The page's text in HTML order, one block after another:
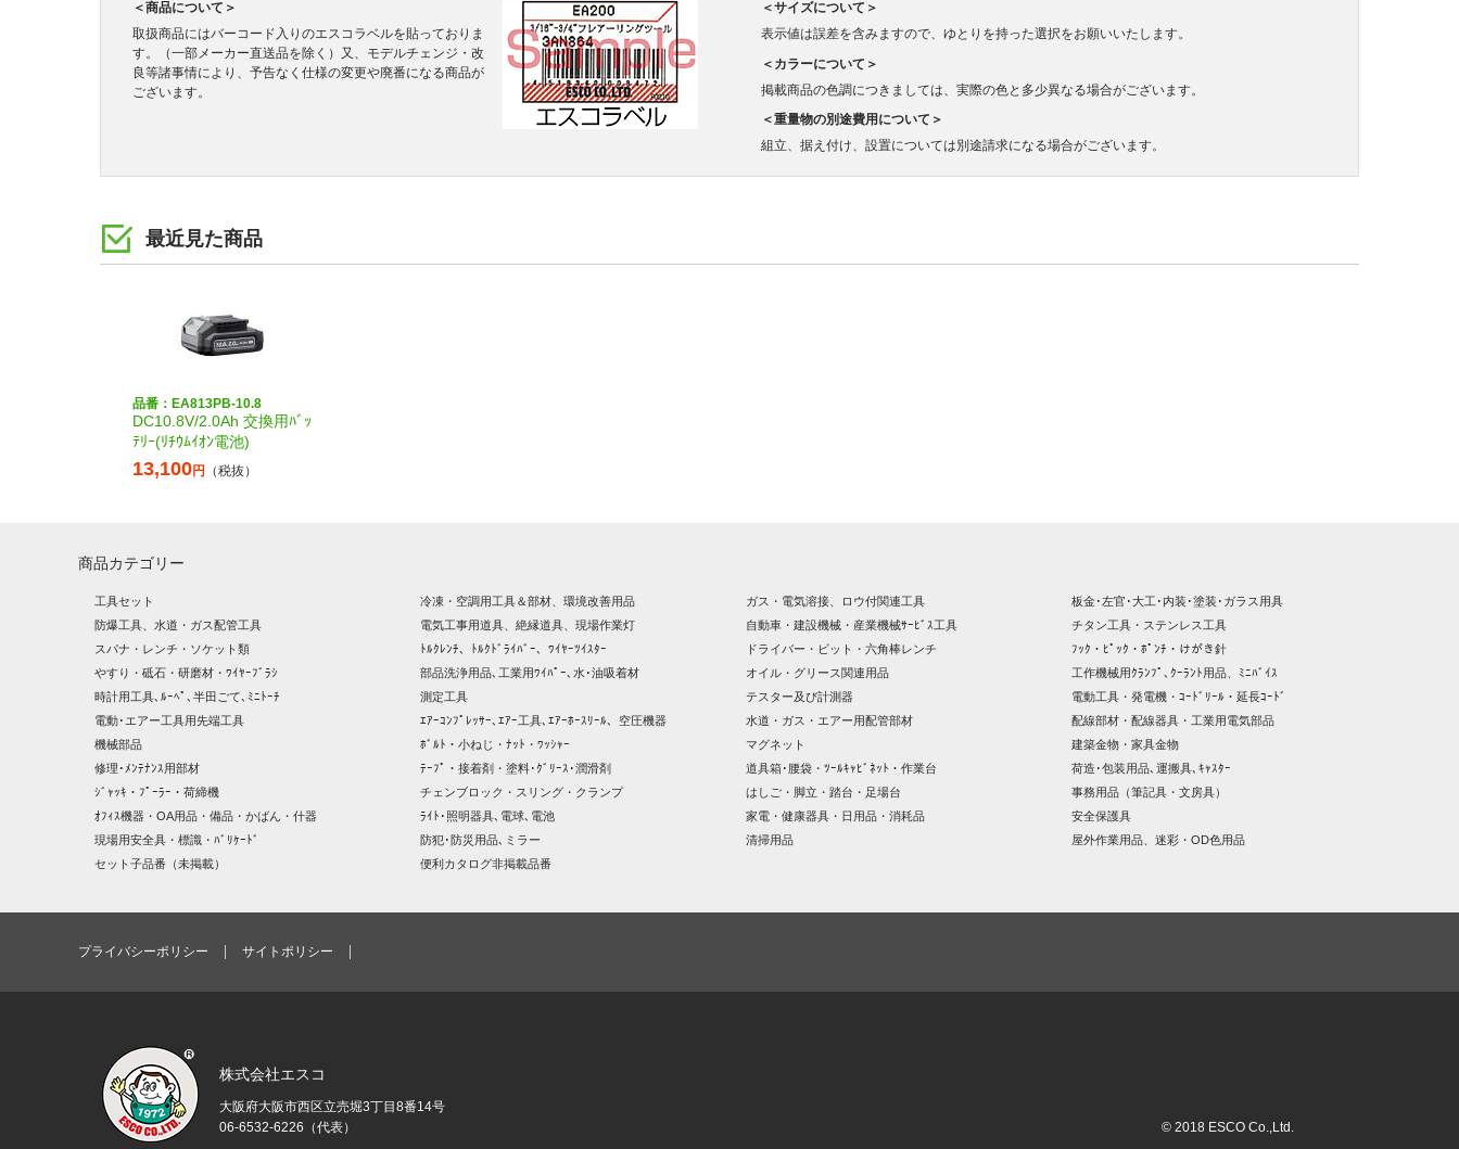
＜商品について＞
取扱商品にはバーコード入りのエスコラベルを貼っておりま
す。（一部メーカー直送品を除く）又、モデルチェンジ・改
良等諸事情により、予告なく仕様の変更や廃番になる商品が
ございます。
＜サイズについて＞
表示値は誤差を含みますので、ゆとりを持った選択をお願いいたします。
＜カラーについて＞
掲載商品の色調につきましては、実際の色と多少異なる場合がございます。
＜重量物の別途費用について＞
組立、据え付け、設置については別途請求になる場合がございます。
最近見た商品
品番：EA813PB-10.8
DC10.8V/2.0Ah 交換用ﾊﾞｯ
ﾃﾘｰ(ﾘﾁｳﾑｲｵﾝ電池)
13,100円 （税抜）
商品カテゴリー
工具セット 冷凍・空調用工具＆部材、環境改善用品 ガス・電気溶接、ロウ付関連工具
板金･左官･大工･内装･塗装･ガラス用具
防爆工具、水道・ガス配管工具
電気工事用道具、絶縁道具、現場作業灯 自動車・建設機械・産業機械ｻｰﾋﾞｽ工具
チタン工具・ステンレス工具
スパナ・レンチ・ソケット類
ﾄﾙｸﾚﾝﾁ、ﾄﾙｸﾄﾞﾗｲﾊﾞｰ、ﾜｲﾔｰﾂｲｽﾀｰ ドライバー・ビット・六角棒レンチ
ﾌｯｸ・ﾋﾟｯｸ・ﾎﾟﾝﾁ・けがき針
やすり・砥石・研磨材・ﾜｲﾔｰﾌﾞﾗｼ
部品洗浄用品､工業用ﾜｲﾊﾟｰ､水･油吸着材 オイル・グリース関連用品
工作機械用ｸﾗﾝﾌﾟ､ｸｰﾗﾝﾄ用品、ﾐﾆﾊﾞｲｽ
時計用工具､ﾙｰﾍﾟ､半田ごて､ﾐﾆﾄｰﾁ
測定工具 テスター及び計測器
電動工具・発電機・ｺｰﾄﾞﾘｰﾙ・延長ｺｰﾄﾞ
電動･エアー工具用先端工具
ｴｱｰｺﾝﾌﾟﾚｯｻｰ､ｴｱｰ工具､ｴｱｰﾎｰｽﾘｰﾙ、空圧機器 水道・ガス・エアー用配管部材
配線部材・配線器具・工業用電気部品
機械部品
ﾎﾞﾙﾄ・小ねじ・ﾅｯﾄ・ﾜｯｼｬｰ マグネット
建築金物・家具金物
修理･ﾒﾝﾃﾅﾝｽ用部材
ﾃｰﾌﾟ・接着剤・塗料･ｸﾞﾘｰｽ･潤滑剤 道具箱･腰袋・ﾂｰﾙｷｬﾋﾞﾈｯﾄ・作業台
荷造･包装用品､運搬具､ｷｬｽﾀｰ
ｼﾞｬｯｷ・ﾌﾟｰﾗｰ・荷締機
チェンブロック・スリング・クランプ はしご・脚立・踏台・足場台
事務用品（筆記具・文房具）
ｵﾌｨｽ機器・OA用品・備品・かばん・什器
ﾗｲﾄ･照明器具､電球､電池 家電・健康器具・日用品・消耗品
安全保護具
現場用安全具・標識・ﾊﾞﾘｹｰﾄﾞ
防犯･防災用品､ミラー 清掃用品
屋外作業用品、迷彩・OD色用品
セット子品番（未掲載）
便利カタログ非掲載品番
プライバシーポリシー サイトポリシー
株式会社エスコ
大阪府大阪市西区立売堀3丁目8番14号
06-6532-6226（代表）
© 2018 ESCO Co.,Ltd.